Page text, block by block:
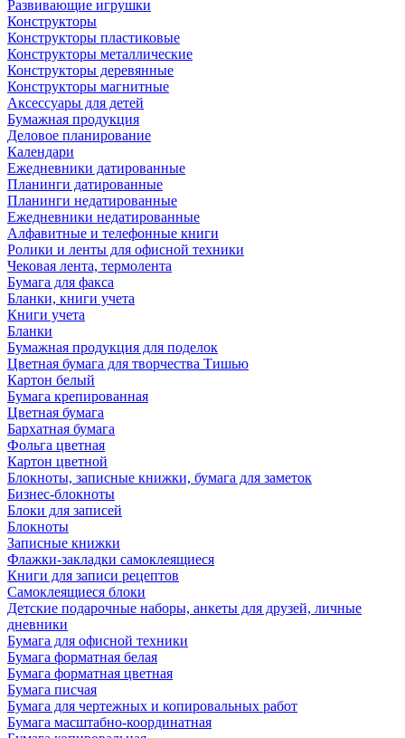
Развивающие игрушки
Конструкторы
Конструкторы пластиковые
Конструкторы металлические
Конструкторы деревянные
Конструкторы магнитные
Аксессуары для детей
Бумажная продукция
Деловое планирование
Календари
Ежедневники датированные
Планинги датированные
Планинги недатированные
Ежедневники недатированные
Алфавитные и телефонные книги
Ролики и ленты для офисной техники
Чековая лента, термолента
Бумага для факса
Бланки, книги учета
Книги учета
Бланки
Бумажная продукция для поделок
Цветная бумага для творчества Тишью
Картон белый
Бумага крепированная
Цветная бумага
Бархатная бумага
Фольга цветная
Картон цветной
Блокноты, записные книжки, бумага для заметок
Бизнес-блокноты
Блоки для записей
Блокноты
Записные книжки
Флажки-закладки самоклеящиеся
Книги для записи рецептов
Самоклеящиеся блоки
Детские подарочные наборы, анкеты для друзей, личные
дневники
Бумага для офисной техники
Бумага форматная белая
Бумага форматная цветная
Бумага писчая
Бумага для чертежных и копировальных работ
Бумага масштабно-координатная